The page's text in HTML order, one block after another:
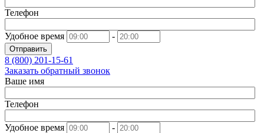
Телефон
Удобное время -
Отправить
8 (800) 201-15-61
Заказать обратный звонок
Ваше имя
Телефон
Удобное время -